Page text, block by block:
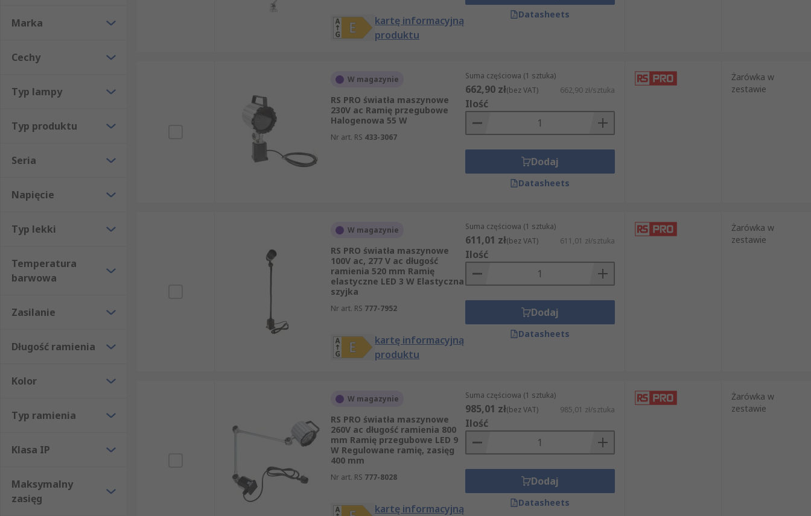
Marka
Cechy
Typ lampy
Typ produktu
Seria
Napięcie
Typ lekki
Temperatura
barwowa
Zasilanie
Długość ramienia
Kolor
Typ ramienia
Klasa IP
Maksymalny
zasięg
kartę informacyjną
produktu
Datasheets
W magazynie
RS PRO światła maszynowe
230V ac Ramię przegubowe
Halogenowa 55 W
Nr art. RS 433-3067
Suma częściowa (1 sztuka)
662,90 zł(bez VAT) 662,90 zł/sztuka
Ilość
Dodaj
Datasheets
Żarówka w
zestawie
W magazynie
RS PRO światła maszynowe
100V ac, 277 V ac długość
ramienia 520 mm Ramię
elastyczne LED 3 W Elastyczna
szyjka
Nr art. RS 777-7952
kartę informacyjną
produktu
Suma częściowa (1 sztuka)
611,01 zł(bez VAT) 611,01 zł/sztuka
Ilość
Dodaj
Datasheets
Żarówka w
zestawie
W magazynie
RS PRO światła maszynowe
260V ac długość ramienia 800
mm Ramię przegubowe LED 9
W Regulowane ramię, zasięg
400 mm
Nr art. RS 777-8028
kartę informacyjną
Suma częściowa (1 sztuka)
985,01 zł(bez VAT) 985,01 zł/sztuka
Ilość
Dodaj
Datasheets
Żarówka w
zestawie